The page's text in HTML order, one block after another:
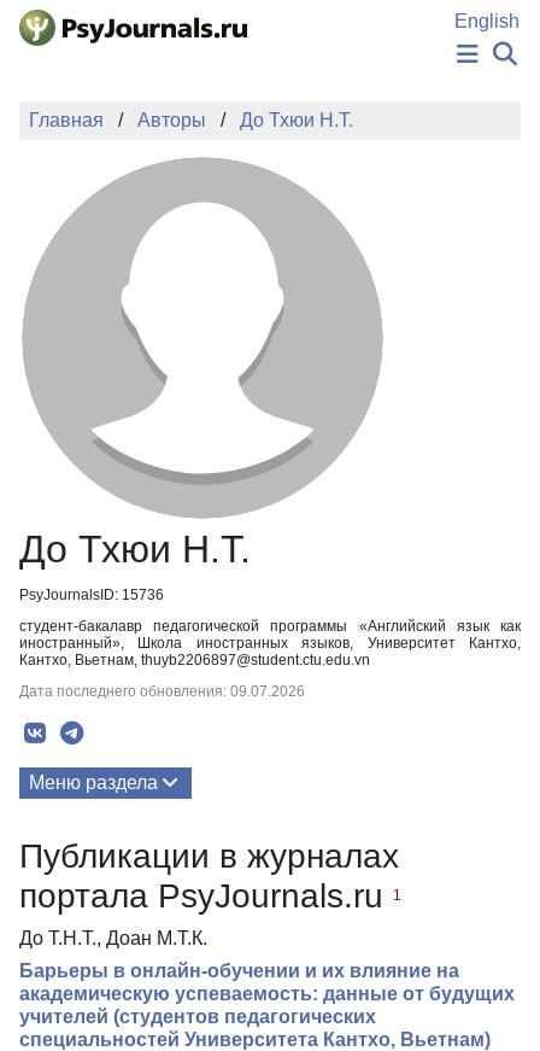
Перейти к основному содержанию
English
НОВОСТИ
АВТОРЫ
ПОДАТЬ РУКОПИСЬ
БАЗА ЗНАНИЙ
КЛЮЧЕВЫЕ СЛОВА
Регистрация
Главная Авторы До Тхюи Н.Т.
До Тхюи Н.Т.
PsyJournalsID: 15736
студент-бакалавр педагогической программы «Английский язык как
иностранный», Школа иностранных языков, Университет Кантхо,
Кантхо, Вьетнам, thuyb2206897@student.ctu.edu.vn
Дата последнего обновления: 09.07.2026
Меню раздела
Публикации в журналах
портала PsyJournals.ru
1
До Т.Н.Т., Доан М.Т.К.
Барьеры в онлайн-обучении и их влияние на
академическую успеваемость: данные от будущих
учителей (студентов педагогических
специальностей Университета Кантхо, Вьетнам)